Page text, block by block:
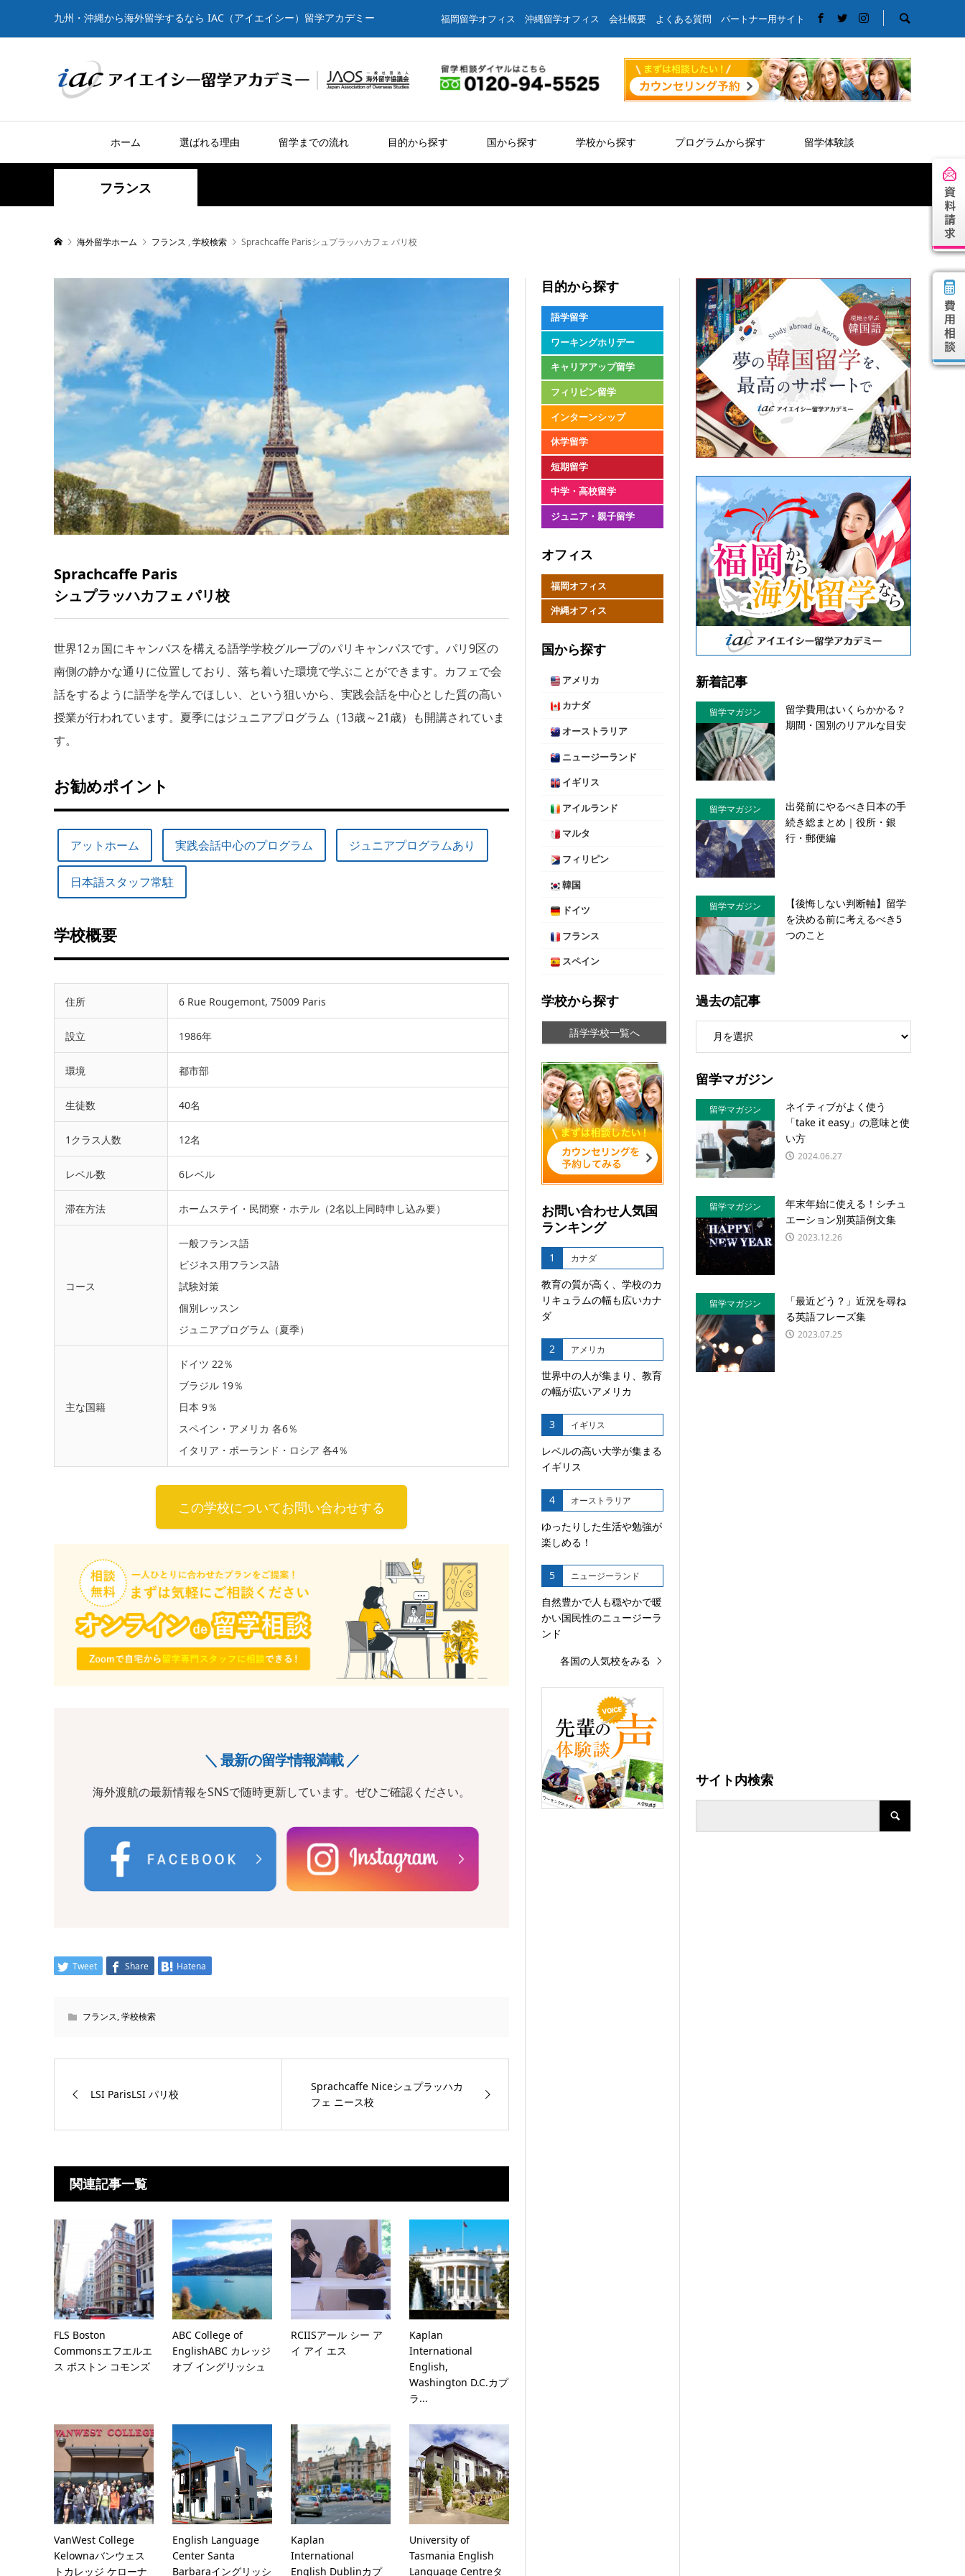
九州・沖縄から海外留学するなら IAC（アイエイシー）留学アカデミー 福岡留学オフィス 沖縄留学オフィス 会社概要 よくある質問 パートナー用サイト
ホーム 選ばれる理由 留学までの流れ 目的から探す 国から探す 学校から探す プログラムから探す 留学体験談
フランス
海外留学ホーム フランス ,学校検索 Sprachcaffe Parisシュプラッハカフェ パリ校
Sprachcaffe Paris
シュプラッハカフェ パリ校
世界12ヵ国にキャンパスを構える語学学校グループのパリキャンパスです。パリ9区の
南側の静かな通りに位置しており、落ち着いた環境で学ぶことができます。カフェで会
話をするように語学を学んでほしい、という狙いから、実践会話を中心とした質の高い
授業が行われています。夏季にはジュニアプログラム（13歳～21歳）も開講されていま
す。
お勧めポイント
アットホーム 実践会話中心のプログラム ジュニアプログラムあり
日本語スタッフ常駐
学校概要
住所 6 Rue Rougemont, 75009 Paris
設立 1986年
環境 都市部
生徒数 40名
1クラス人数 12名
レベル数 6レベル
滞在方法 ホームステイ・民間寮・ホテル（2名以上同時申し込み要）
コース
一般フランス語
ビジネス用フランス語
試験対策
個別レッスン
ジュニアプログラム（夏季）
主な国籍
ドイツ 22％
ブラジル 19％
日本 9％
スペイン・アメリカ 各6％
イタリア・ポーランド・ロシア 各4％
この学校についてお問い合わせする
＼ 最新の留学情報満載 ／
海外渡航の最新情報をSNSで随時更新しています。ぜひご確認ください。
Tweet Share Hatena
フランス,学校検索
LSI ParisLSI パリ校
Sprachcaffe Niceシュプラッハカ
フェ ニース校
関連記事一覧
FLS Boston
Commonsエフエルエ
ス ボストン コモンズ
ABC College of
EnglishABC カレッジ
オブ イングリッシュ
RCIISアール シー ア
イ アイ エス
Kaplan
International
English,
Washington D.C.カプ
ラ...
VanWest College
Kelownaバンウェス
トカレッジ ケローナ
English Language
Center Santa
Barbaraイングリッシ
Kaplan
International
English Dublinカプ
University of
Tasmania English
Language Centreタ
目的から探す
語学留学
ワーキングホリデー
キャリアアップ留学
フィリピン留学
インターンシップ
休学留学
短期留学
中学・高校留学
ジュニア・親子留学
オフィス
福岡オフィス
沖縄オフィス
国から探す
アメリカ
カナダ
オーストラリア
ニュージーランド
イギリス
アイルランド
マルタ
フィリピン
韓国
ドイツ
フランス
スペイン
学校から探す
語学学校一覧へ
お問い合わせ人気国
ランキング
1 カナダ
教育の質が高く、学校のカ
リキュラムの幅も広いカナ
ダ
2 アメリカ
世界中の人が集まり、教育
の幅が広いアメリカ
3 イギリス
レベルの高い大学が集まる
イギリス
4 オーストラリア
ゆったりした生活や勉強が
楽しめる！
5 ニュージーランド
自然豊かで人も穏やかで暖
かい国民性のニュージーラ
ンド
各国の人気校をみる
新着記事
留学マガジン
留学費用はいくらかかる？
期間・国別のリアルな目安
留学マガジン
出発前にやるべき日本の手
続き総まとめ｜役所・銀
行・郵便編
留学マガジン
【後悔しない判断軸】留学
を決める前に考えるべき5
つのこと
過去の記事
留学マガジン
留学マガジン
ネイティブがよく使う
「take it easy」の意味と使
い方
2024.06.27
留学マガジン
年末年始に使える！シチュ
エーション別英語例文集
2023.12.26
留学マガジン
「最近どう？」近況を尋ね
る英語フレーズ集
2023.07.25
サイト内検索